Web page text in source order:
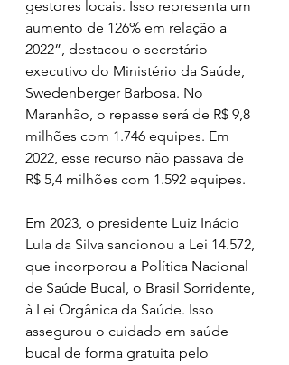
gestores locais. Isso representa um
aumento de 126% em relação a
2022”, destacou o secretário
executivo do Ministério da Saúde,
Swedenberger Barbosa. No
Maranhão, o repasse será de R$ 9,8
milhões com 1.746 equipes. Em
2022, esse recurso não passava de
R$ 5,4 milhões com 1.592 equipes.
Em 2023, o presidente Luiz Inácio
Lula da Silva sancionou a Lei 14.572,
que incorporou a Política Nacional
de Saúde Bucal, o Brasil Sorridente,
à Lei Orgânica da Saúde. Isso
assegurou o cuidado em saúde
bucal de forma gratuita pelo